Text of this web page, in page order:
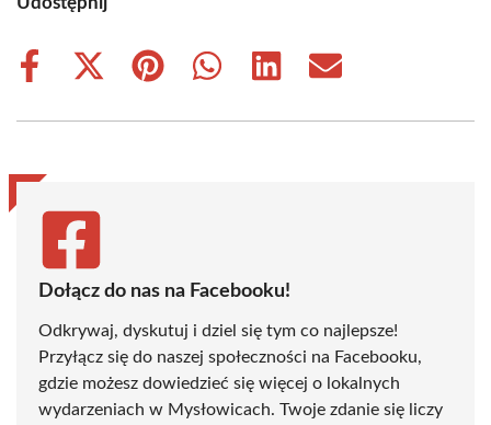
Share
Share
(Twitter)
Share
Share
Share
Share
Dołącz do nas na Facebooku!
Odkrywaj, dyskutuj i dziel się tym co najlepsze!
Przyłącz się do naszej społeczności na Facebooku,
gdzie możesz dowiedzieć się więcej o lokalnych
wydarzeniach w Mysłowicach. Twoje zdanie się liczy